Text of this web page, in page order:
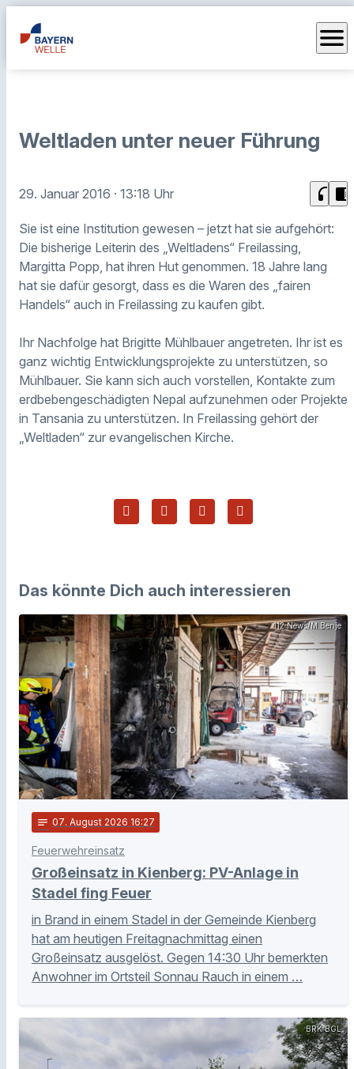
menu
Weltladen unter neuer Führung
29. Januar 2016 · 13:18 Uhr headphones chrome_reader_mode
Sie ist eine Institution gewesen – jetzt hat sie aufgehört:
Die bisherige Leiterin des „Weltladens“ Freilassing,
Margitta Popp, hat ihren Hut genommen. 18 Jahre lang
hat sie dafür gesorgt, dass es die Waren des „fairen
Handels“ auch in Freilassing zu kaufen gibt.
Ihr Nachfolge hat Brigitte Mühlbauer angetreten. Ihr ist es
ganz wichtig Entwicklungsprojekte zu unterstützen, so
Mühlbauer. Sie kann sich auch vorstellen, Kontakte zum
erdbebengeschädigten Nepal aufzunehmen oder Projekte
in Tansania zu unterstützen. In Freilassing gehört der
„Weltladen“ zur evangelischen Kirche.
Das könnte Dich auch interessieren
112 News/M.Benje
notes 07. August 2026 16:27
Feuerwehreinsatz
Großeinsatz in Kienberg: PV-Anlage in
Stadel fing Feuer
in Brand in einem Stadel in der Gemeinde Kienberg
hat am heutigen Freitagnachmittag einen
Großeinsatz ausgelöst. Gegen 14:30 Uhr bemerkten
Anwohner im Ortsteil Sonnau Rauch in einem …
BRK BGL